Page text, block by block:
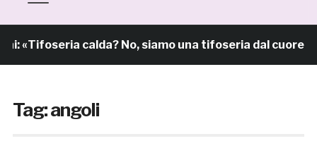
calda? No, siamo una tifoseria dal cuore grande»
Tag:angoli